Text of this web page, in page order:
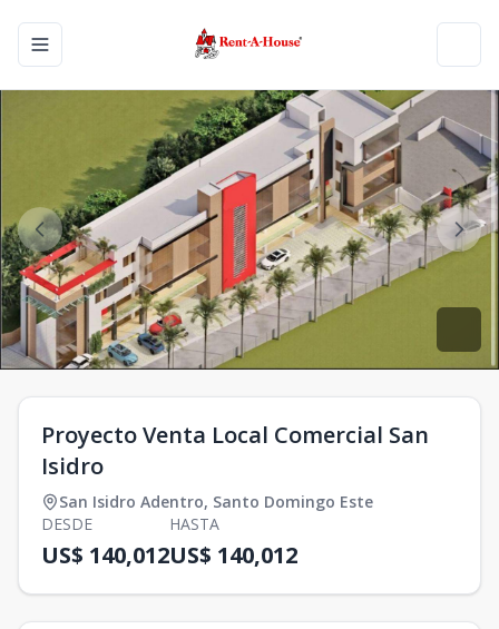
Toggle navigation menu
Proyecto Venta Local Comercial San
Isidro
San Isidro Adentro, Santo Domingo Este
DESDE
US$ 140,012
HASTA
US$ 140,012